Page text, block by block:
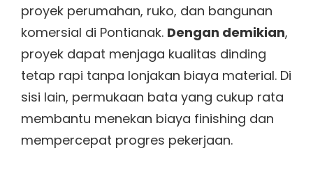
proyek perumahan, ruko, dan bangunan
komersial di Pontianak. Dengan demikian,
proyek dapat menjaga kualitas dinding
tetap rapi tanpa lonjakan biaya material. Di
sisi lain, permukaan bata yang cukup rata
membantu menekan biaya finishing dan
mempercepat progres pekerjaan.